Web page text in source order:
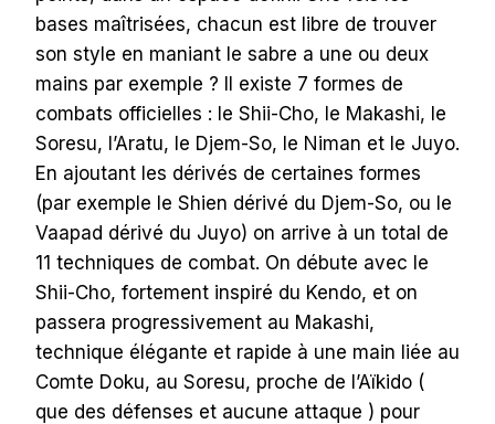
bases maîtrisées, chacun est libre de trouver
son style en maniant le sabre a une ou deux
mains par exemple ? Il existe 7 formes de
combats officielles : le Shii-Cho, le Makashi, le
Soresu, l’Aratu, le Djem-So, le Niman et le Juyo.
En ajoutant les dérivés de certaines formes
(par exemple le Shien dérivé du Djem-So, ou le
Vaapad dérivé du Juyo) on arrive à un total de
11 techniques de combat. On débute avec le
Shii-Cho, fortement inspiré du Kendo, et on
passera progressivement au Makashi,
technique élégante et rapide à une main liée au
Comte Doku, au Soresu, proche de l’Aïkido (
que des défenses et aucune attaque ) pour